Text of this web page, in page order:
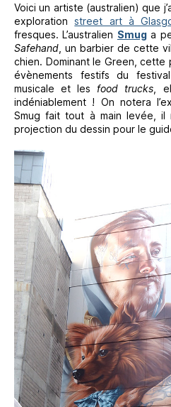
Voici un artiste (australien) que
explorationstreet art à
fresques. L’australien Smuga
Safehand , un barbier de cette
chien. Dominant le Green,
évènements festifs du festival
musicale et les food trucks ,
indéniablement ! On notera
Smug fait tout à main levée, il
projection du dessin pour le